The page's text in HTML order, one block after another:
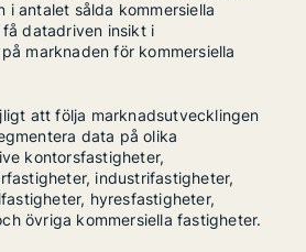
i antalet sålda kommersiella
datadriven insikt i
marknaden för kommersiella
att följa marknadsutvecklingen
data på olika
kontorsfastigheter,
industrifastigheter,
hyresfastigheter,
övriga kommersiella fastigheter.